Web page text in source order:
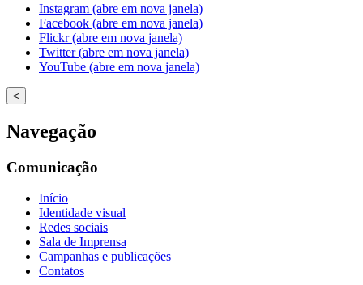
Instagram (abre em nova janela)
Facebook (abre em nova janela)
Flickr (abre em nova janela)
Twitter (abre em nova janela)
YouTube (abre em nova janela)
<
Navegação
Comunicação
Início
Identidade visual
Redes sociais
Sala de Imprensa
Campanhas e publicações
Contatos